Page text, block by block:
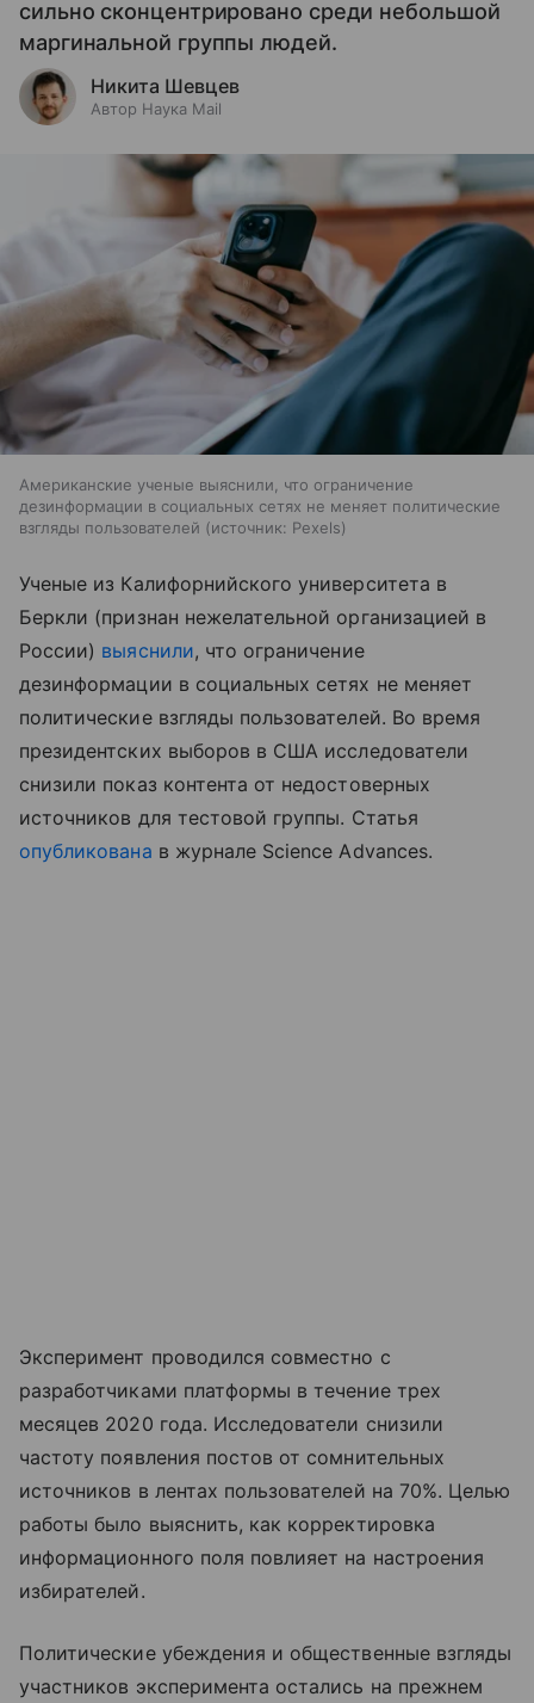
сильно сконцентрировано среди небольшой
маргинальной группы людей.
Никита Шевцев
Автор Наука Mail
Американские ученые выяснили, что ограничение
дезинформации в социальных сетях не меняет политические
взгляды пользователей
источник: Pexels
Ученые из Калифорнийского университета в
Беркли (признан нежелательной организацией в
России) выяснили, что ограничение
дезинформации в социальных сетях не меняет
политические взгляды пользователей. Во время
президентских выборов в США исследователи
снизили показ контента от недостоверных
источников для тестовой группы. Статья
опубликована в журнале Science Advances.
Эксперимент проводился совместно с
разработчиками платформы в течение трех
месяцев 2020 года. Исследователи снизили
частоту появления постов от сомнительных
источников в лентах пользователей на 70%. Целью
работы было выяснить, как корректировка
информационного поля повлияет на настроения
избирателей.
Политические убеждения и общественные взгляды
участников эксперимента остались на прежнем